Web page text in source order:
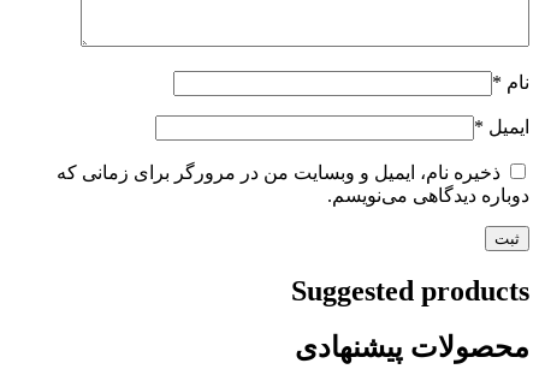
نام *
ایمیل *
ذخیره نام، ایمیل و وبسایت من در مرورگر برای زمانی که
دوباره دیدگاهی می‌نویسم.
Suggested products
محصولات پیشنهادی